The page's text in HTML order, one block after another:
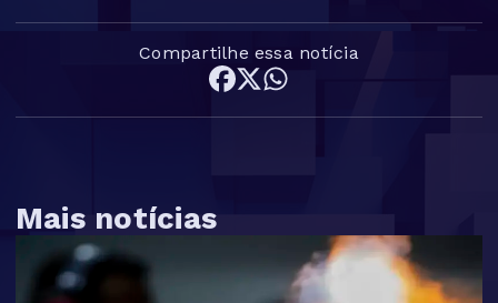
Compartilhe essa notícia
Mais notícias